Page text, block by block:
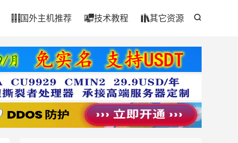

 国外主机推荐 技术教程 其它资源